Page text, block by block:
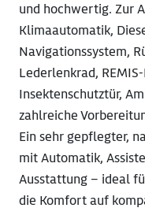
und hochwertig. Zur
Klimaautomatik,
Navigationssystem,
Lederlenkrad,
Insektenschutztür,
zahlreiche
Ein sehr gepflegter,
mit Automatik,
Ausstattung – ideal
die Komfort auf